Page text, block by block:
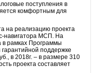
поступления в
комфортным для
на реализацию проекта
навигатора МСП. На
в рамках Программы
поддержке
в 2018г. – в размере 310
проекта составляет